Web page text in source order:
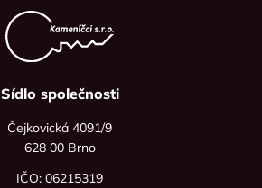
Sídlo společnosti
Čejkovická 4091/9
628 00 Brno
IČO: 06215319